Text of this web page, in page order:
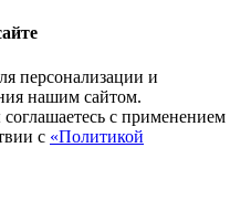
персонализации и
нашим сайтом.
с применением
с «Политикой